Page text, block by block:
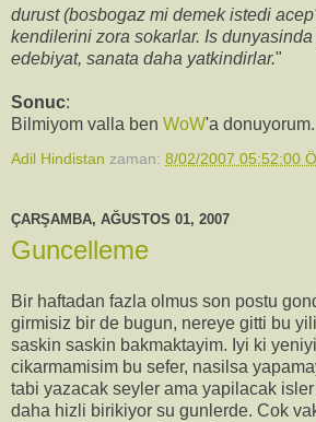
durust (bosbogaz mi demek istedi
kendilerini zora sokarlar. Is
edebiyat, sanata daha yatkindirlar."
Sonuc:
Bilmiyom valla ben WoW'a donuyorum.
Adil Hindistan zaman: 8/02/2007 05:52:00
ÇARŞAMBA, AĞUSTOS 01, 2007
Guncelleme
Bir haftadan fazla olmus son postu
girmisiz bir de bugun, nereye gitti bu
saskin saskin bakmaktayim. Iyi ki
cikarmamisim bu sefer, nasilsa
tabi yazacak seyler ama yapilacak
daha hizli birikiyor su gunlerde. Cok